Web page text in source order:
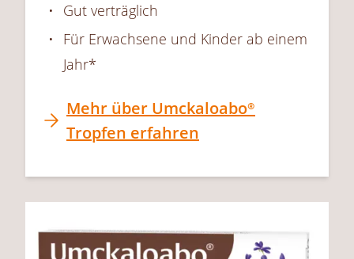
Gut verträglich
Für Erwachsene und Kinder ab einem
Jahr*
Mehr über Umckaloabo®
Tropfen erfahren